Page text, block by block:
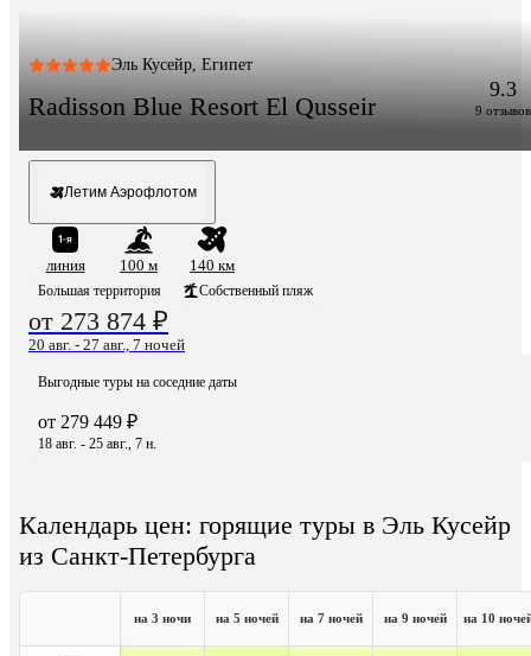
Эль Кусейр, Египет
Radisson Blue Resort El Qusseir
9.3
9 отзывов
Летим Аэрофлотом
линия 100 м
140 км
Большая территория
Собственный пляж
от 273 874 ₽
20 авг. - 27 авг., 7 ночей
Выгодные туры на соседние даты
от 279 449 ₽
18 авг. - 25 авг., 7 н.
Календарь цен: горящие туры в Эль Кусейр
из Санкт-Петербурга
на 3 ночи на 5 ночей на 7 ночей на 9 ночей на 10